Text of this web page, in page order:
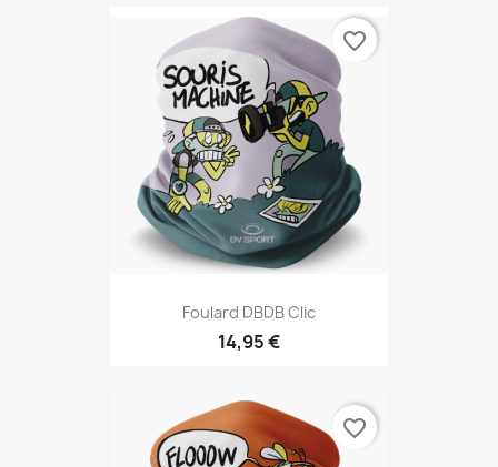
Foulard DBDB Clic
14,95 €
favorite_border
favorite_border